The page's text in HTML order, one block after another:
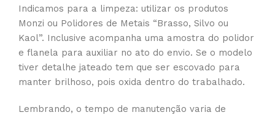
Indicamos para a limpeza: utilizar os produtos
Monzi ou Polidores de Metais “Brasso, Silvo ou
Kaol”. Inclusive acompanha uma amostra do polidor
e flanela para auxiliar no ato do envio. Se o modelo
tiver detalhe jateado tem que ser escovado para
manter brilhoso, pois oxida dentro do trabalhado.
Lembrando, o tempo de manutenção varia de